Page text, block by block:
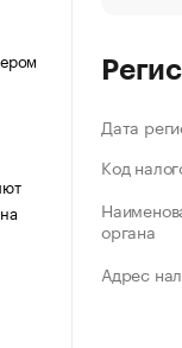
Дата
Код
органа
Адрес